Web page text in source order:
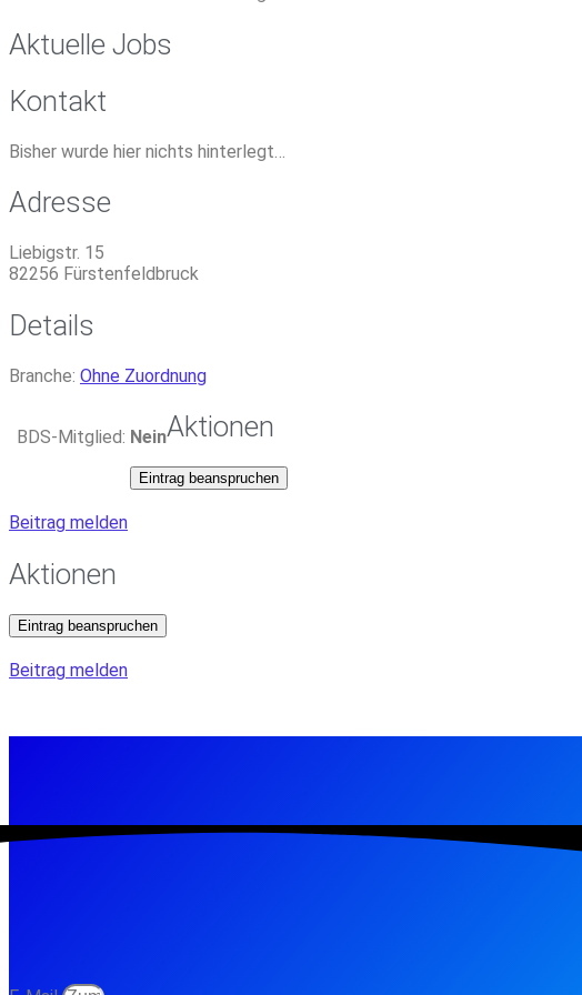
Aktuelle Jobs
Kontakt
Bisher wurde hier nichts hinterlegt…
Adresse
Liebigstr. 15
82256 Fürstenfeldbruck
Details
Branche: Ohne Zuordnung
BDS-Mitglied: NeinAktionen
Eintrag beanspruchen
Beitrag melden
Aktionen
Eintrag beanspruchen
Beitrag melden